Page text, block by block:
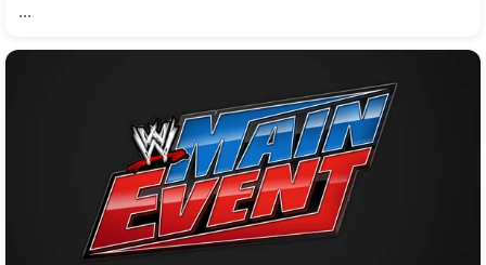
...